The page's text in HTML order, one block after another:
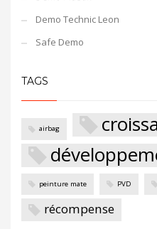
Demo Technic Leon
Safe Demo
TAGS
airbag
peinture mate PVD
récompense